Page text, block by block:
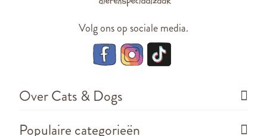
Volg ons op sociale media.
Over Cats & Dogs
Populaire categorieën